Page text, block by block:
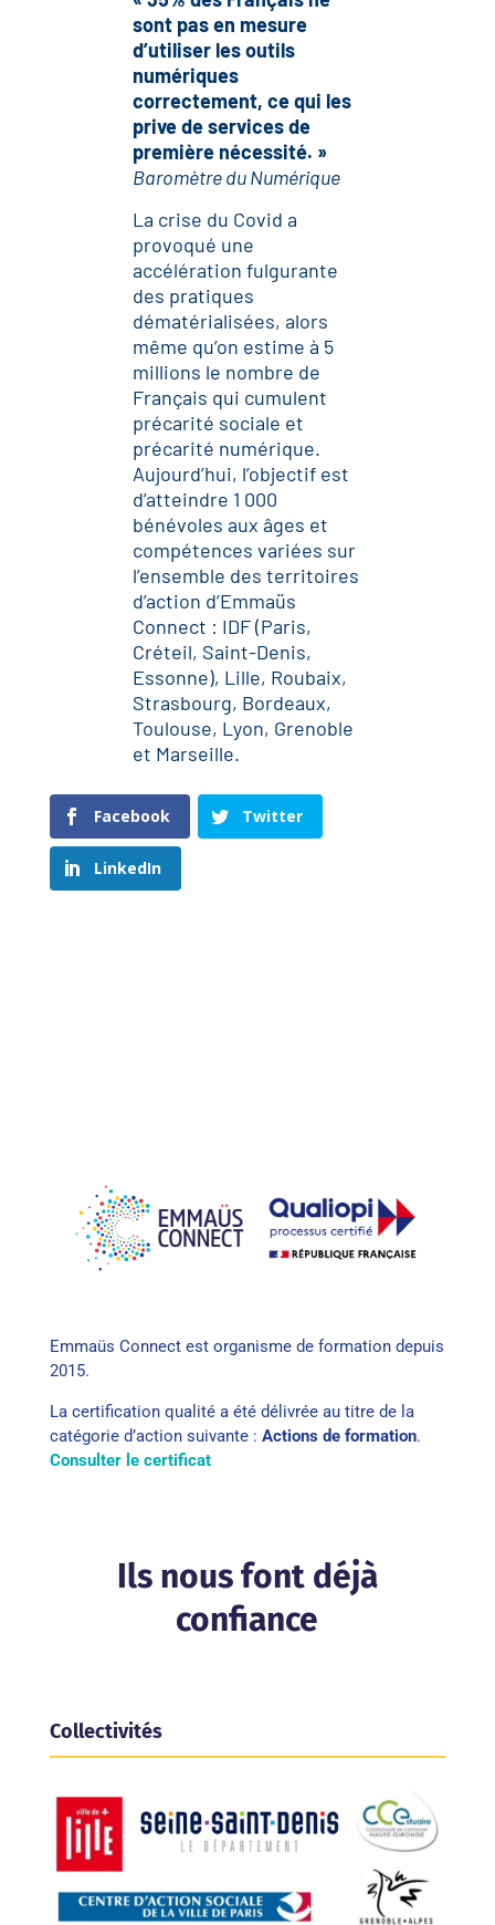
sont pas en mesure
d’utiliser les outils
numériques
correctement, ce qui les
prive de services de
première nécessité. »
Baromètre du Numérique
La crise du Covid a
provoqué une
accélération fulgurante
des pratiques
dématérialisées, alors
même qu’on estime à 5
millions le nombre de
Français qui cumulent
précarité sociale et
précarité numérique.
Aujourd’hui, l’objectif est
d’atteindre 1 000
bénévoles aux âges et
compétences variées sur
l’ensemble des territoires
d’action d’Emmaüs
Connect : IDF (Paris,
Créteil, Saint-Denis,
Essonne), Lille, Roubaix,
Strasbourg, Bordeaux,
Toulouse, Lyon, Grenoble
et Marseille.
Facebook Twitter
LinkedIn
Emmaüs Connect est organisme de formation depuis
2015.
La certification qualité a été délivrée au titre de la
catégorie d’action suivante : Actions de formation.
Consulter le certificat
Ils nous font déjà
confiance
Collectivités